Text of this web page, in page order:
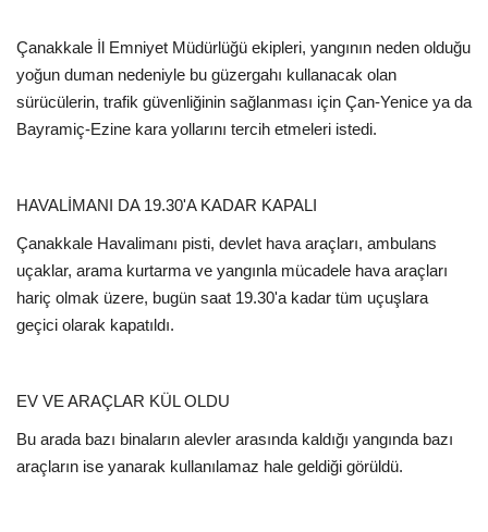
Çanakkale İl Emniyet Müdürlüğü ekipleri, yangının neden olduğu
yoğun duman nedeniyle bu güzergahı kullanacak olan
sürücülerin, trafik güvenliğinin sağlanması için Çan-Yenice ya da
Bayramiç-Ezine kara yollarını tercih etmeleri istedi.
HAVALİMANI DA 19.30'A KADAR KAPALI
Çanakkale Havalimanı pisti, devlet hava araçları, ambulans
uçaklar, arama kurtarma ve yangınla mücadele hava araçları
hariç olmak üzere, bugün saat 19.30'a kadar tüm uçuşlara
geçici olarak kapatıldı.
EV VE ARAÇLAR KÜL OLDU
Bu arada bazı binaların alevler arasında kaldığı yangında bazı
araçların ise yanarak kullanılamaz hale geldiği görüldü.